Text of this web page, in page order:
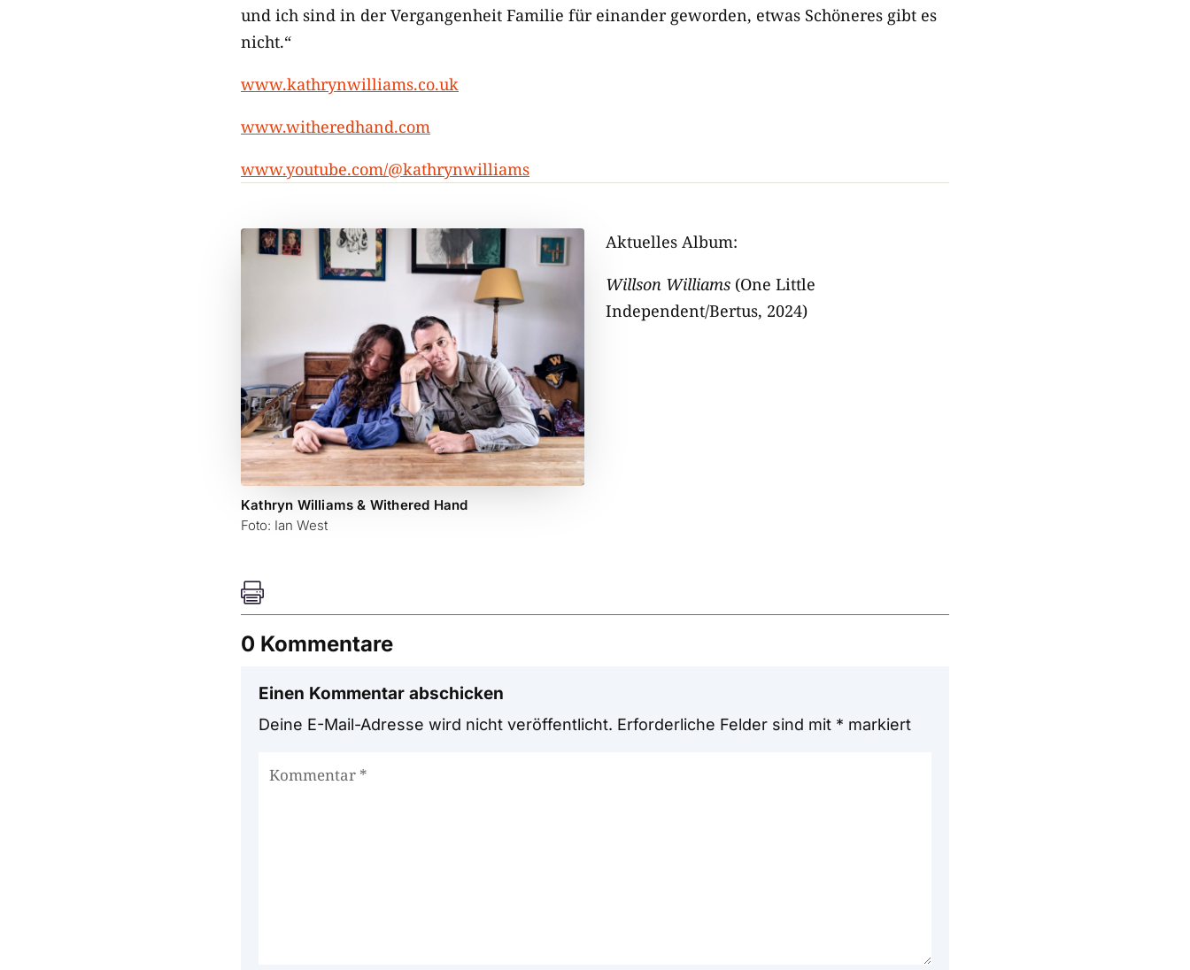
und ich sind in der Vergangenheit Familie für einander geworden, etwas Schöneres gibt es
nicht.“
www.kathrynwilliams.co.uk
www.witheredhand.com
www.youtube.com/@kathrynwilliams
Kathryn Williams & Withered Hand
Foto: Ian West
Aktuelles Album:
Willson Williams (One Little
Independent/Bertus, 2024)

0 Kommentare
Einen Kommentar abschicken
Deine E-Mail-Adresse wird nicht veröffentlicht. Erforderliche Felder sind mit * markiert